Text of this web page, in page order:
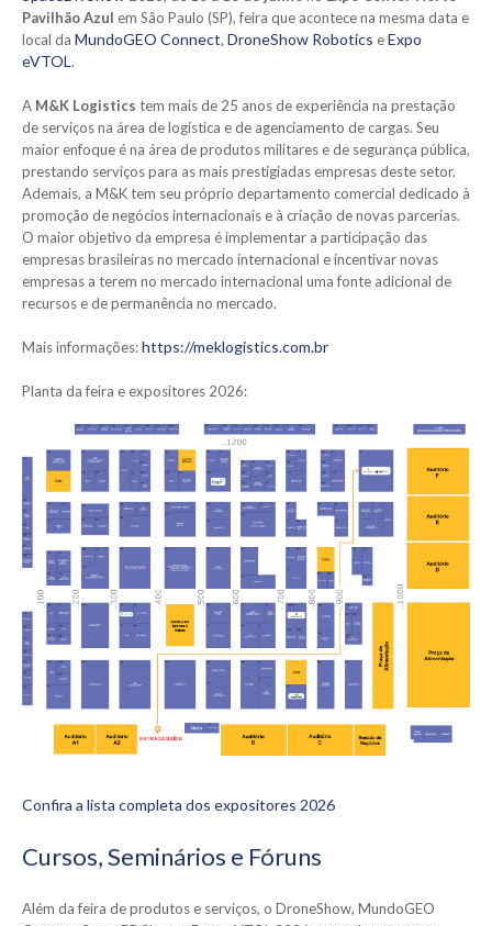
Pavilhão Azul em São Paulo (SP), feira que acontece na mesma data e
local da MundoGEO Connect, DroneShow Robotics eExpo
eVTOL.
A M&K Logistics tem mais de 25 anos de experiência na prestação
de serviços na área de logística e de agenciamento de cargas. Seu
maior enfoque é na área de produtos militares e de segurança pública,
prestando serviços para as mais prestigiadas empresas deste setor.
Ademais, a M&K tem seu próprio departamento comercial dedicado à
promoção de negócios internacionais e à criação de novas parcerias.
O maior objetivo da empresa é implementar a participação das
empresas brasileiras no mercado internacional e incentivar novas
empresas a terem no mercado internacional uma fonte adicional de
recursos e de permanência no mercado.
Mais informações:https://meklogistics.com.br
Planta da feira e expositores 2026:
Confira a lista completa dos expositores 2026
Cursos, Seminários e Fóruns
Além da feira de produtos e serviços, o DroneShow, MundoGEO